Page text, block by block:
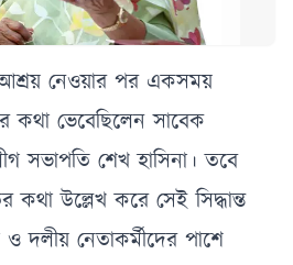
নেওয়ার পর একসময়
কথা ভেবেছিলেন সাবেক
সভাপতি শেখ হাসিনা। তবে
কথা উল্লেখ করে সেই সিদ্ধান্ত
নেতাকর্মীদের পাশে